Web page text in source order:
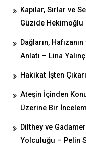
Kapılar, Sırlar ve
Güzide Hekimoğlu
Dağların,
Anlatı – Lina
Hakikat İşten
Ateşin İçinden
Üzerine Bir
Dilthey ve
Yolculuğu – Pelin